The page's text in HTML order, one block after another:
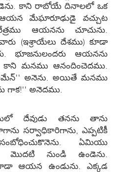
కాని రాబోయే దినాలలో ఒక
మేఘారూఢుడై వచ్చుట
ఆయనను చూచును.
(ఇశ్రాయేలు దేశము) కూడా
భూజనులందరు ఆయనను
కాని మనము ఆనందించెదము.
అనెను. అయితే మనము
గాక!'' అనెదము.
దేవుడు తనను తాను
సర్వాధికారిగాను, ఎప్పటికీ
ఏమియు
మొదటి నుండి ఉండెను.
ఆయన ఉండును. ఎక్కడ